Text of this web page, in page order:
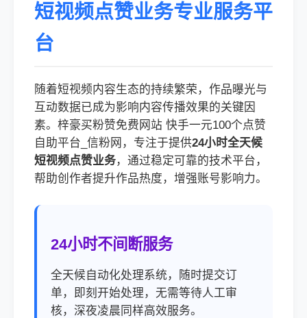
短视频点赞业务专业服务平
台
随着短视频内容生态的持续繁荣，作品曝光与
互动数据已成为影响内容传播效果的关键因
素。梓豪买粉赞免费网站 快手一元100个点赞
自助平台_信粉网，专注于提供24小时全天候
短视频点赞业务，通过稳定可靠的技术平台，
帮助创作者提升作品热度，增强账号影响力。
24小时不间断服务
全天候自动化处理系统，随时提交订
单，即刻开始处理，无需等待人工审
核，深夜凌晨同样高效服务。